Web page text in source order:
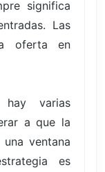
significa
Las
oferta en
varias
a que la
ventana
es